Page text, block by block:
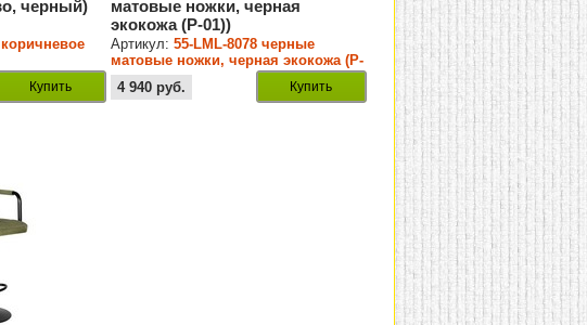
черный)
коричневое
Купить
матовые ножки, черная
экокожа (P-01))
Артикул:55-LML-8078 черные
матовые ножки, черная экокожа (P-
01)
4 940 руб. Купить